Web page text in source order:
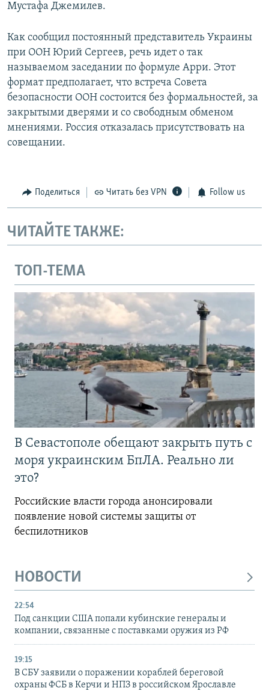
Мустафа Джемилев.
Как сообщил постоянный представитель Украины
при ООН Юрий Сергеев, речь идет о так
называемом заседании по формуле Арри. Этот
формат предполагает, что встреча Совета
безопасности ООН состоится без формальностей, за
закрытыми дверями и со свободным обменом
мнениями. Россия отказалась присутствовать на
совещании.
Поделиться Читать без VPN Follow us
ЧИТАЙТЕ ТАКЖЕ:
ТОП-ТЕМА
В Севастополе обещают закрыть путь с
моря украинским БпЛА. Реально ли
это?
Российские власти города анонсировали
появление новой системы защиты от
беспилотников
НОВОСТИ
22:54
Под санкции США попали кубинские генералы и
компании, связанные с поставками оружия из РФ
19:15
В СБУ заявили о поражении кораблей береговой
охраны ФСБ в Керчи и НПЗ в российском Ярославле